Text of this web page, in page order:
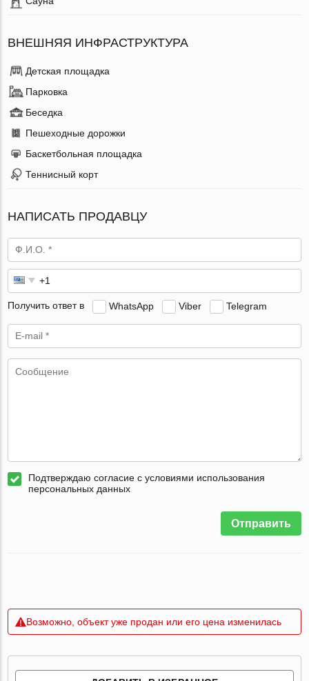
ВНЕШНЯЯ ИНФРАСТРУКТУРА
Детская площадка
Парковка
Беседка
Пешеходные дорожки
Баскетбольная площадка
Теннисный корт
НАПИСАТЬ ПРОДАВЦУ
Получить ответ в WhatsApp Viber Telegram
Подтверждаю согласие с условиями использования
персональных данных
Отправить
Возможно, объект уже продан или его цена изменилась